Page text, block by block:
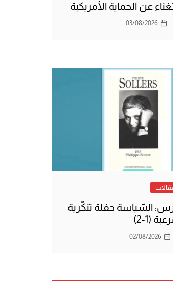
عن الحماية الأمريكية
03/08/2026
السّياسة حفلة تنكّرية
(1-2)
02/08/2026